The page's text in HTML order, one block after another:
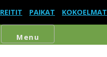
REITIT PAIKAT KOKOELMAT
Menu